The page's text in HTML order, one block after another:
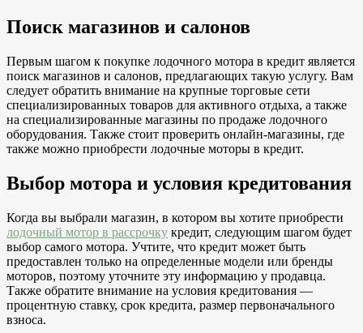
Поиск магазинов и салонов
Первым шагом к покупке лодочного мотора в кредит является
поиск магазинов и салонов, предлагающих такую услугу. Вам
следует обратить внимание на крупные торговые сети
специализированных товаров для активного отдыха, а также
на специализированные магазины по продаже лодочного
оборудования. Также стоит проверить онлайн-магазины, где
также можно приобрести лодочные моторы в кредит.
Выбор мотора и условия кредитования
Когда вы выбрали магазин, в котором вы хотите приобрести
лодочный мотор в рассрочку кредит, следующим шагом будет
выбор самого мотора. Учтите, что кредит может быть
предоставлен только на определенные модели или бренды
моторов, поэтому уточните эту информацию у продавца.
Также обратите внимание на условия кредитования —
процентную ставку, срок кредита, размер первоначального
взноса.